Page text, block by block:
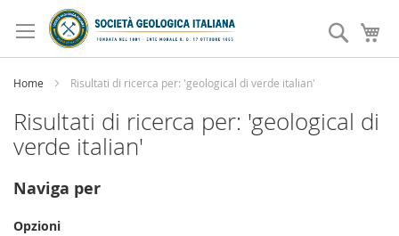
al
contenuto
Search
Home Risultati di ricerca per: 'geological di verde italian'
Risultati di ricerca per: 'geological di
verde italian'
Naviga per
Opzioni